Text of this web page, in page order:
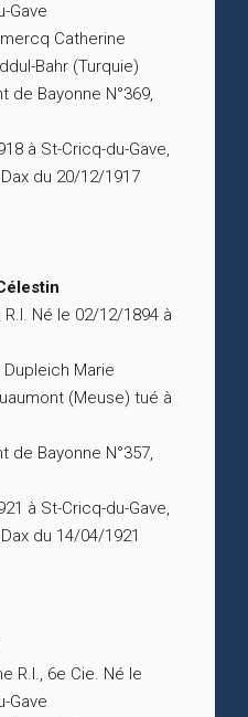
Gave
Catherine
Bahr (Turquie)
de Bayonne N°369,
à St-Cricq-du-Gave,
du 20/12/1917
Né le 02/12/1894 à
Marie
(Meuse) tué à
de Bayonne N°357,
à St-Cricq-du-Gave,
du 14/04/1921
R.I., 6e Cie. Né le
Gave